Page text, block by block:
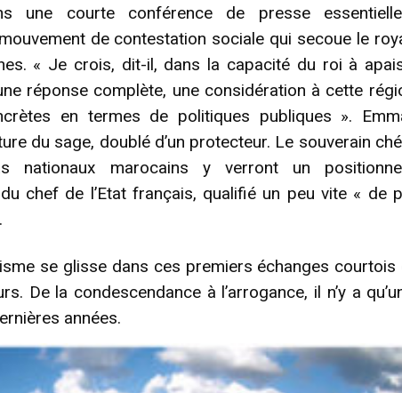
une courte conférence de presse
de contestation sociale qui secoue le
« Je crois, dit-il, dans la capacité du roi à
réponse complète, une considération à cette
en termes de politiques publiques ».
du sage, doublé d’un protecteur. Le souverain
nationaux marocains y verront un
chef de l’Etat français, qualifié un peu vite « de
se glisse dans ces premiers échanges courtois
De la condescendance à l’arrogance, il n’y a
années.